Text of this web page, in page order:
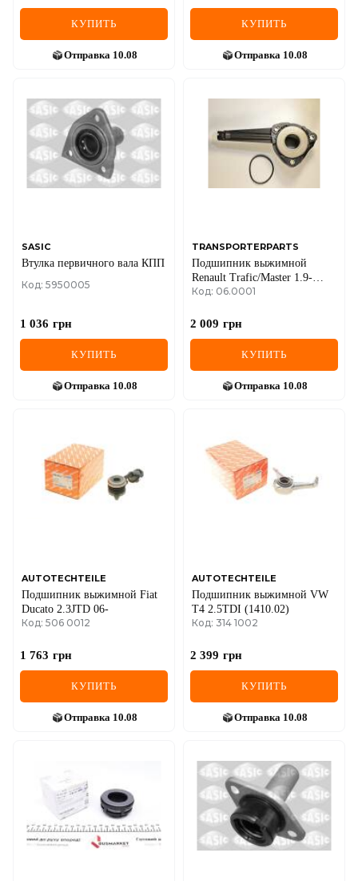
КУПИТЬ
Отправка 10.08
КУПИТЬ
Отправка 10.08
SASIC
Втулка первичного вала КПП
Код: 5950005
1 036 грн
КУПИТЬ
Отправка 10.08
TRANSPORTERPARTS
Подшипник выжимной
Renault Trafic/Master 1.9-
2.5dCi (3 болта) 01-
Код: 06.0001
2 009 грн
КУПИТЬ
Отправка 10.08
AUTOTECHTEILE
Подшипник выжимной Fiat
Ducato 2.3JTD 06-
Код: 506 0012
1 763 грн
КУПИТЬ
Отправка 10.08
AUTOTECHTEILE
Подшипник выжимной VW
T4 2.5TDI (1410.02)
Код: 314 1002
2 399 грн
КУПИТЬ
Отправка 10.08